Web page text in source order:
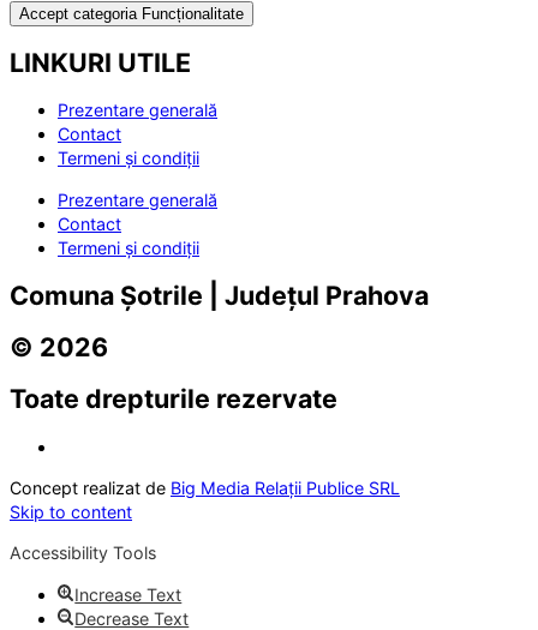
Accept categoria Funcționalitate
LINKURI UTILE
Prezentare generală
Contact
Termeni și condiții
Prezentare generală
Contact
Termeni și condiții
Comuna Șotrile | Județul Prahova
© 2026
Toate drepturile rezervate
Concept realizat de Big Media Relații Publice SRL
Skip to content
Accessibility Tools
Increase Text
Decrease Text